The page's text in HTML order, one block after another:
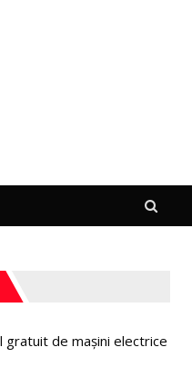
gratuit de mașini electrice